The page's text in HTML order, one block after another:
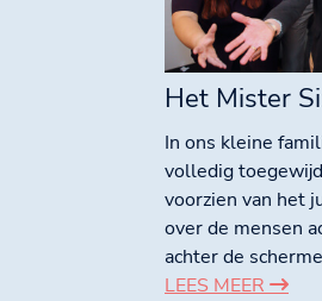
Het Mister
In ons kleine
volledig
voorzien van het
over de mensen
achter de
LEES MEER